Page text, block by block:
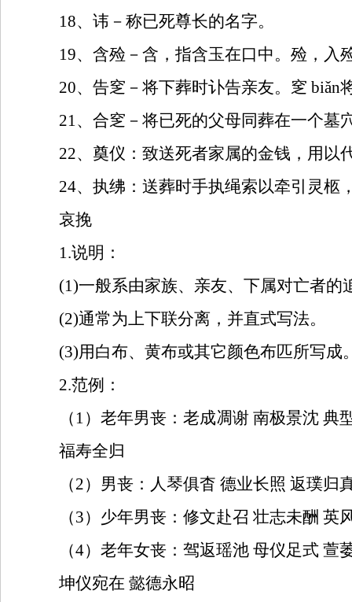
18、讳－称已死尊长的名字。
19、含殓－含，指含玉在口中。殓，入
20、告窆－将下葬时讣告亲友。窆 biǎn
21、合窆－将已死的父母同葬在一个墓
22、奠仪：致送死者家属的金钱，用以
24、执绋：送葬时手执绳索以牵引灵柩
哀挽
1.说明：
(1)一般系由家族、亲友、下属对亡者的
(2)通常为上下联分离，并直式写法。
(3)用白布、黄布或其它颜色布匹所写成
2.范例：
（ 1）老年男丧：老成凋谢 南极景沈 典
福寿全归
（2）男丧：人琴俱杳 德业长照 返璞归
（3）少年男丧：修文赴召 壮志未酬 英
（4）老年女丧：驾返瑶池 母仪足式 萱
坤仪宛在 懿德永昭